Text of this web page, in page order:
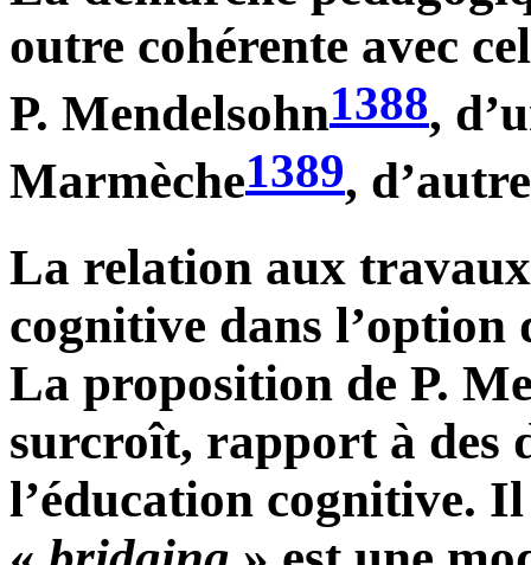
outre cohérente avec
P. Mendelsohn1388,
Marmèche1389,
La relation aux
cognitive dans l’option
La proposition de P.
surcroît, rapport à des
l’éducation cognitive.